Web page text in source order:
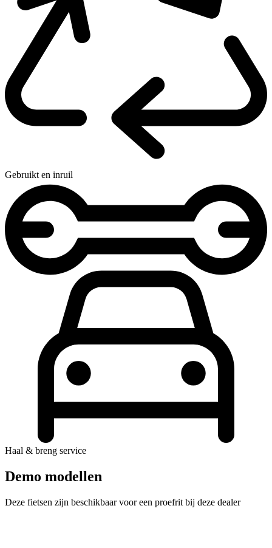
Gebruikt en inruil
Haal & breng service
Demo modellen
Deze fietsen zijn beschikbaar voor een proefrit bij deze dealer